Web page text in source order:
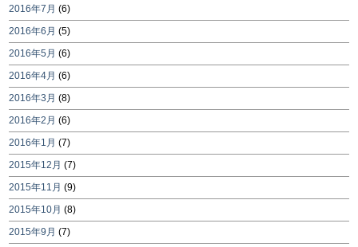
2016年7月 (6)
2016年6月 (5)
2016年5月 (6)
2016年4月 (6)
2016年3月 (8)
2016年2月 (6)
2016年1月 (7)
2015年12月 (7)
2015年11月 (9)
2015年10月 (8)
2015年9月 (7)